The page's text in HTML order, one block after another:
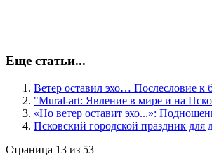
Еще статьи...
Ветер оставил эхо… Послесловие к
"Mural-art: Явление в мире и на
«Но ветер оставит эхо...»:
Псковский городской праздник для
Страница 13 из 53